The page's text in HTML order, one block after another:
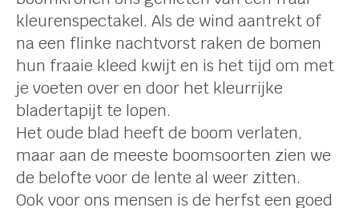
kleurenspectakel. Als de wind aantrekt of
na een flinke nachtvorst raken de bomen
hun fraaie kleed kwijt en is het tijd om met
je voeten over en door het kleurrijke
bladertapijt te lopen.
Het oude blad heeft de boom verlaten,
maar aan de meeste boomsoorten zien we
de belofte voor de lente al weer zitten.
Ook voor ons mensen is de herfst een goed